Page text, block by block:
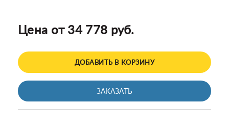
Цена от 34 778 руб.
ДОБАВИТЬ В КОРЗИНУ
ЗАКАЗАТЬ